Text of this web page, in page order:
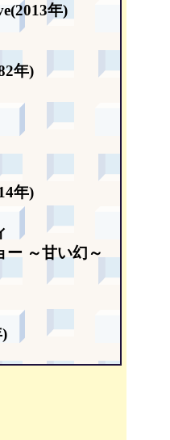
年)
年)
年)
ー ～甘い幻～